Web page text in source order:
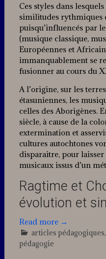
Ces styles dans
similitudes rythmiques
puisqu’influencés par
(musique classique,
Européennes et
immanquablement se
fusionner au cours du
A l’origine, sur les
étasuniennes, les
celles des Aborigènes.
siècle, à cause de la
extermination et
cultures autochtones
disparaitre, pour laisser
musicaux issus d’un
Ragtime et
évolution et
Read more →
articles pédagogiques,
pédagogie